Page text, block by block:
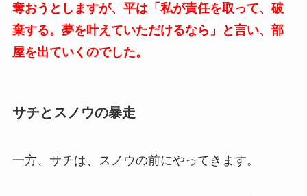
奪おうとしますが、平は「私が責任を取って、破
棄する。夢を叶えていただけるなら」と言い、部
屋を出ていくのでした。
サチとスノウの暴走
一方、サチは、スノウの前にやってきます。